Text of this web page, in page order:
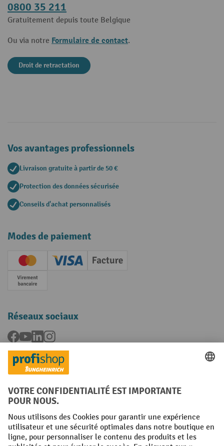
0800 35 211
Gratuitement depuis toute Belgique
Ou via notre Formulaire de contact.
Droit de retractation
Vos avantages professionnels
Livraison gratuite à partir de 50 €
Protection des données sécurisée
Conseils d'achat personnalisés
Modes de paiement
Creditcard (Master)Creditcard (Visa)
Facture
Paiement anticipé
Réseaux sociaux
Facebook
YouTubeLinkedInInstagram
Langues
FR NL
Conditions générales Mentions légales